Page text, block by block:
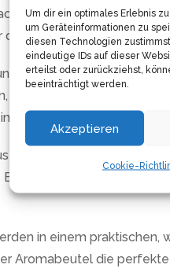
Um dir ein optimales Erlebnis
um Geräteinformationen zu
diesen Technologien
eindeutige IDs auf dieser
erteilst oder zurückziehst,
beeinträchtigt werden.
Akzeptieren
Cookie-
wird
die hochwertigsten
geradlinig und ihre
Eintöpfen,
Mörser zerkleinern.
Afrika, wo sie auch als
und Australien
in einem
Aromabeutel die